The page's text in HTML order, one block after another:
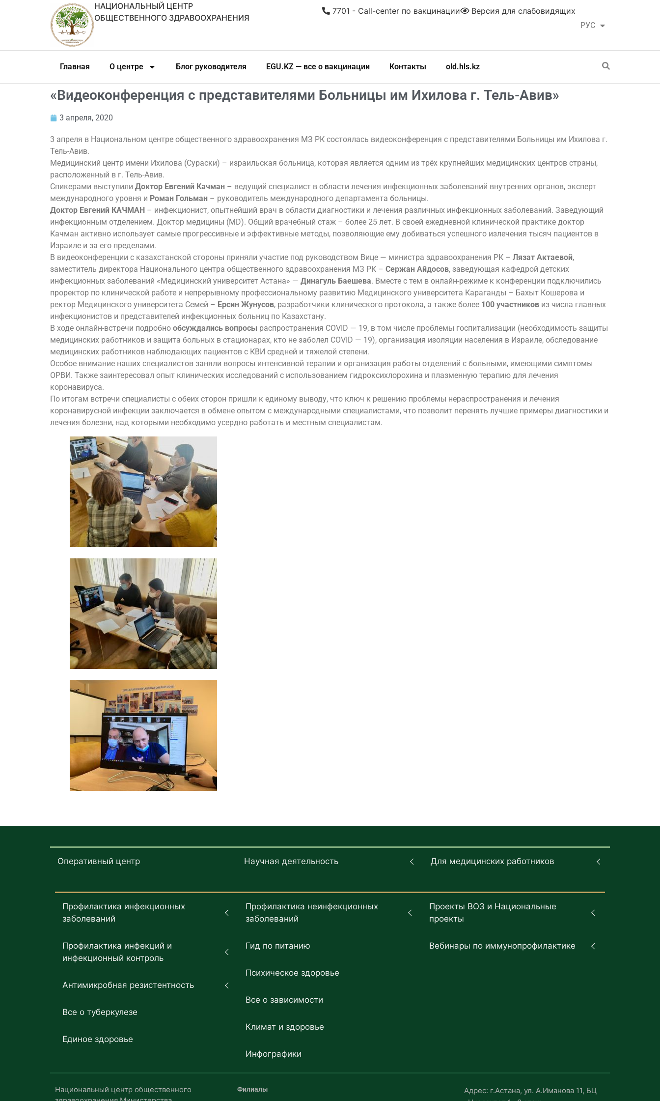
НАЦИОНАЛЬНЫЙ ЦЕНТР
ОБЩЕСТВЕННОГО ЗДРАВООХРАНЕНИЯ
РУС
ҚАЗ
Версия для слабовидящих
7701 - Call-center по вакцинации
Главная О центре Блог руководителя EGU.KZ — все о вакцинации Контакты old.hls.kz
«Видеоконференция с представителями Больницы им Ихилова г. Тель-Авив»
3 апреля, 2020
3 апреля в Национальном центре общественного здравоохранения МЗ РК состоялась видеоконференция с представителями Больницы им Ихилова г.
Тель-Авив.
Медицинский центр имени Ихилова (Сураски) – израильская больница, которая является одним из трёх крупнейших медицинских центров страны,
расположенный в г. Тель-Авив.
Спикерами выступили Доктор Евгений Качман – ведущий специалист в области лечения инфекционных заболеваний внутренних органов, эксперт
международного уровня и Роман Гольман – руководитель международного департамента больницы.
Доктор Евгений КАЧМАН – инфекционист, опытнейший врач в области диагностики и лечения различных инфекционных заболеваний. Заведующий
инфекционным отделением. Доктор медицины (MD). Общий врачебный стаж – более 25 лет. В своей ежедневной клинической практике доктор
Качман активно использует самые прогрессивные и эффективные методы, позволяющие ему добиваться успешного излечения тысяч пациентов в
Израиле и за его пределами.
В видеоконференции с казахстанской стороны приняли участие под руководством Вице — министра здравоохранения РК – Лязат Актаевой,
заместитель директора Национального центра общественного здравоохранения МЗ РК – Сержан Айдосов, заведующая кафедрой детских
инфекционных заболеваний «Медицинский университет Астана» — Динагуль Баешева. Вместе с тем в онлайн-режиме к конференции подключились
проректор по клинической работе и непрерывному профессиональному развитию Медицинского университета Караганды – Бахыт Кошерова и
ректор Медицинского университета Семей – Ерсин Жунусов, разработчики клинического протокола, а также более 100 участников из числа главных
инфекционистов и представителей инфекционных больниц по Казахстану.
В ходе онлайн-встречи подробно обсуждались вопросы распространения COVID — 19, в том числе проблемы госпитализации (необходимость защиты
медицинских работников и защита больных в стационарах, кто не заболел COVID — 19), организация изоляции населения в Израиле, обследование
медицинских работников наблюдающих пациентов с КВИ средней и тяжелой степени.
Особое внимание наших специалистов заняли вопросы интенсивной терапии и организация работы отделений с больными, имеющими симптомы
ОРВИ. Также заинтересовал опыт клинических исследований с использованием гидроксихлорохина и плазменную терапию для лечения
коронавируса.
По итогам встречи специалисты с обеих сторон пришли к единому выводу, что ключ к решению проблемы нераспространения и лечения
коронавирусной инфекции заключается в обмене опытом с международными специалистами, что позволит перенять лучшие примеры диагностики и
лечения болезни, над которыми необходимо усердно работать и местным специалистам.
Оперативный центр Научная деятельность Для медицинских работников
Профилактика инфекционных
заболеваний
Профилактика инфекций и
инфекционный контроль
Антимикробная резистентность
Все о туберкулезе
Единое здоровье
Профилактика неинфекционных
заболеваний
Гид по питанию
Психическое здоровье
Все о зависимости
Климат и здоровье
Инфографики
Проекты ВОЗ и Национальные
проекты
Вебинары по иммунопрофилактике
Национальный центр общественного
Филиалы
Адрес: г.Астана, ул. А.Иманова 11, БЦ